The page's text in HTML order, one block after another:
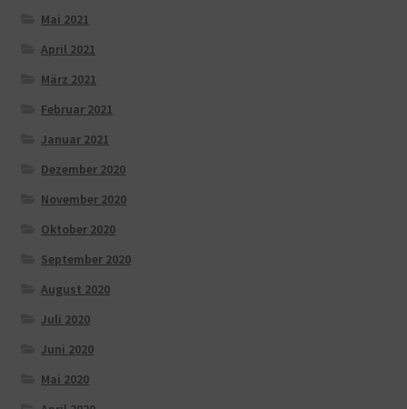
Mai 2021
April 2021
März 2021
Februar 2021
Januar 2021
Dezember 2020
November 2020
Oktober 2020
September 2020
August 2020
Juli 2020
Juni 2020
Mai 2020